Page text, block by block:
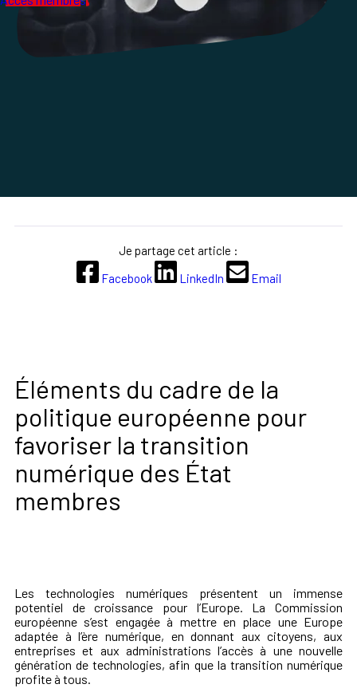
Éléments du cadre de la
politique européenne pour
favoriser la transition
numérique des État
membres
Les technologies numériques présentent un immense
potentiel de croissance pour l’Europe. La Commission
européenne s’est engagée à mettre en place une Europe
adaptée à l’ère numérique, en donnant aux citoyens, aux
entreprises et aux administrations l’accès à une nouvelle
génération de technologies, afin que la transition numérique
profite à tous.
Je partage cet article :
Facebook
LinkedIn Email